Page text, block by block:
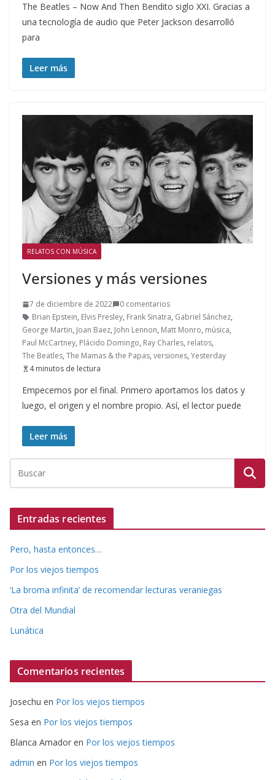
The Beatles – Now And Then Bendito siglo XXI. Gracias a
una tecnología de audio que Peter Jackson desarrolló
para
Leer más
RELATOS CON MÚSICA
Versiones y más versiones
7 de diciembre de 2022
0 comentarios
Brian Epstein, Elvis Presley, Frank Sinatra, Gabriel Sánchez,
George Martin, Joan Baez, John Lennon, Matt Monro, música,
Paul McCartney, Plácido Domingo, Ray Charles, relatos,
The Beatles, The Mamas & the Papas, versiones, Yesterday
4 minutos de lectura
Empecemos por el final. Primero aportamos los datos y
luego, el origen y el nombre propio. Así, el lector puede
Leer más
Entradas recientes
Pero, hasta entonces…
Por los viejos tiempos
‘La broma infinita’ de recomendar lecturas veraniegas
Otra del Mundial
Lunática
Comentarios recientes
Josechu en Por los viejos tiempos
Sesa en Por los viejos tiempos
Blanca Amador en Por los viejos tiempos
admin en Por los viejos tiempos